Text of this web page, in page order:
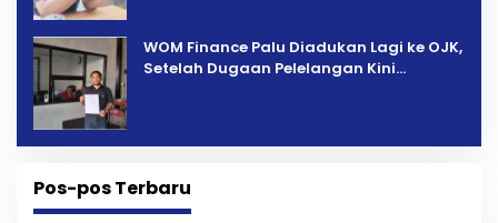
‎WOM Finance Palu Diadukan Lagi ke OJK,
Setelah Dugaan Pelelangan Kini
Pos-pos Terbaru